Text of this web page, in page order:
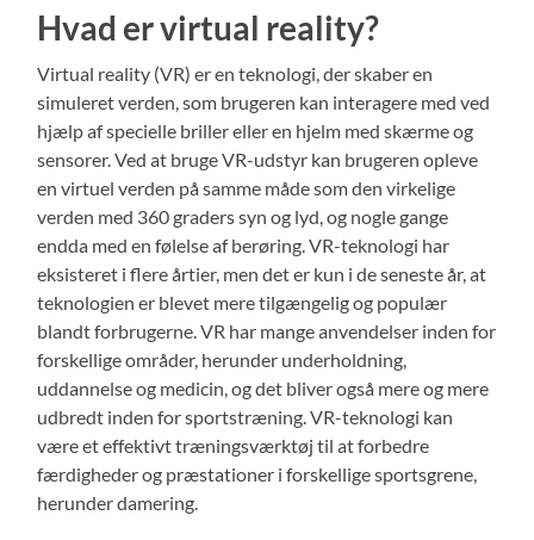
Hvad er virtual reality?
Virtual reality (VR) er en teknologi, der skaber en
simuleret verden, som brugeren kan interagere med ved
hjælp af specielle briller eller en hjelm med skærme og
sensorer. Ved at bruge VR-udstyr kan brugeren opleve
en virtuel verden på samme måde som den virkelige
verden med 360 graders syn og lyd, og nogle gange
endda med en følelse af berøring. VR-teknologi har
eksisteret i flere årtier, men det er kun i de seneste år, at
teknologien er blevet mere tilgængelig og populær
blandt forbrugerne. VR har mange anvendelser inden for
forskellige områder, herunder underholdning,
uddannelse og medicin, og det bliver også mere og mere
udbredt inden for sportstræning. VR-teknologi kan
være et effektivt træningsværktøj til at forbedre
færdigheder og præstationer i forskellige sportsgrene,
herunder damering.